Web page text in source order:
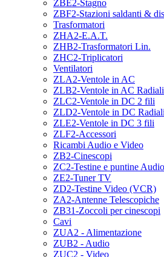
ZBE2-Stagno
ZBF2-Stazioni saldanti &
Trasformatori
ZHA2-E.A.T.
ZHB2-Trasformatori Lin.
ZHC2-Triplicatori
Ventilatori
ZLA2-Ventole in AC
ZLB2-Ventole in AC Radiali
ZLC2-Ventole in DC 2 fili
ZLD2-Ventole in DC Radiali
ZLE2-Ventole in DC 3 fili
ZLF2-Accessori
Ricambi Audio e Video
ZB2-Cinescopi
ZC2-Testine e puntine Audio
ZE2-Tuner TV
ZD2-Testine Video (VCR)
ZA2-Antenne Telescopiche
ZB31-Zoccoli per cinescopi
Cavi
ZUA2 - Alimentazione
ZUB2 - Audio
ZUC2 - Video